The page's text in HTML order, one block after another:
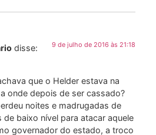
disse: 9 de julho de 2016 às 21:18
que o Helder estava na
onde depois de ser cassado?
noites e madrugadas de
baixo nível para atacar aquele
governador do estado, a troco